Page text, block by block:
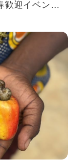
迎イベント
Our Spring